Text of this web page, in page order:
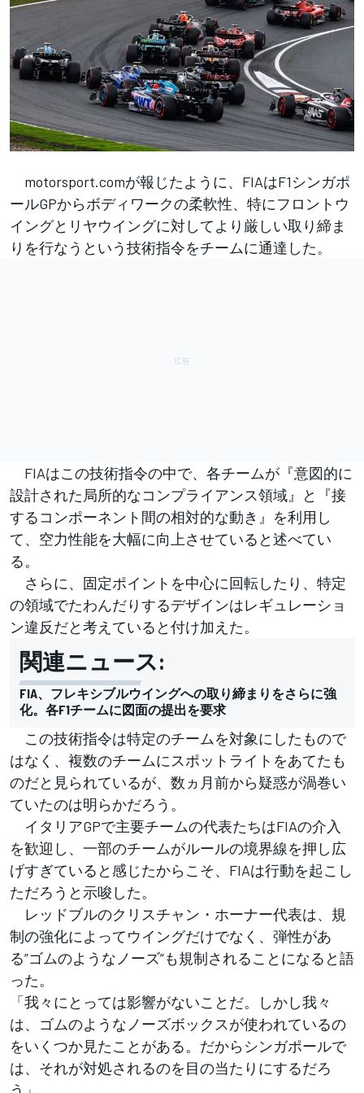
motorsport.comが報じたように、FIAはF1シンガポ
ールGPからボディワークの柔軟性、特にフロントウ
イングとリヤウイングに対してより厳しい取り締ま
りを行なうという技術指令をチームに通達した。
FIAはこの技術指令の中で、各チームが『意図的に
設計された局所的なコンプライアンス領域』と『接
するコンポーネント間の相対的な動き』を利用し
て、空力性能を大幅に向上させていると述べてい
る。
さらに、固定ポイントを中心に回転したり、特定
の領域でたわんだりするデザインはレギュレーショ
ン違反だと考えていると付け加えた。
関連ニュース:
FIA、フレキシブルウイングへの取り締まりをさらに強
化。各F1チームに図面の提出を要求
この技術指令は特定のチームを対象にしたもので
はなく、複数のチームにスポットライトをあてたも
のだと見られているが、数ヵ月前から疑惑が渦巻い
ていたのは明らかだろう。
イタリアGPで主要チームの代表たちはFIAの介入
を歓迎し、一部のチームがルールの境界線を押し広
げすぎていると感じたからこそ、FIAは行動を起こし
ただろうと示唆した。
レッドブルのクリスチャン・ホーナー代表は、規
制の強化によってウイングだけでなく、弾性があ
る”ゴムのようなノーズ”も規制されることになると語
った。
「我々にとっては影響がないことだ。しかし我々
は、ゴムのようなノーズボックスが使われているの
をいくつか見たことがある。だからシンガポールで
は、それが対処されるのを目の当たりにするだろ